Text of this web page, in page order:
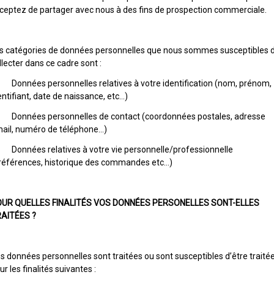
de partager avec nous à des fins de prospection commerciale.
catégories de données personnelles que nous sommes susceptibles
dans ce cadre sont :
personnelles relatives à votre identification (nom, prénom,
date de naissance, etc…)
personnelles de contact (coordonnées postales, adresse
numéro de téléphone…)
relatives à votre vie personnelle/professionnelle
historique des commandes etc…)
QUELLES FINALITÉS VOS DONNÉES PERSONELLES SONT-ELLES
?
données personnelles sont traitées ou sont susceptibles d’être
les finalités suivantes :